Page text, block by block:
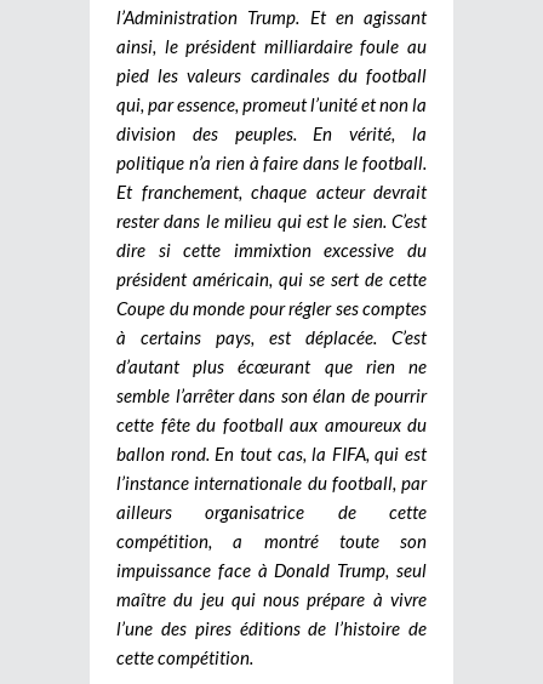
l’Administration Trump. Et en agissant
ainsi, le président milliardaire foule au
pied les valeurs cardinales du football
qui, par essence, promeut l’unité et non la
division des peuples. En vérité, la
politique n’a rien à faire dans le football.
Et franchement, chaque acteur devrait
rester dans le milieu qui est le sien. C’est
dire si cette immixtion excessive du
président américain, qui se sert de cette
Coupe du monde pour régler ses comptes
à certains pays, est déplacée. C’est
d’autant plus écœurant que rien ne
semble l’arrêter dans son élan de pourrir
cette fête du football aux amoureux du
ballon rond. En tout cas, la FIFA, qui est
l’instance internationale du football, par
ailleurs organisatrice de cette
compétition, a montré toute son
impuissance face à Donald Trump, seul
maître du jeu qui nous prépare à vivre
l’une des pires éditions de l’histoire de
cette compétition.